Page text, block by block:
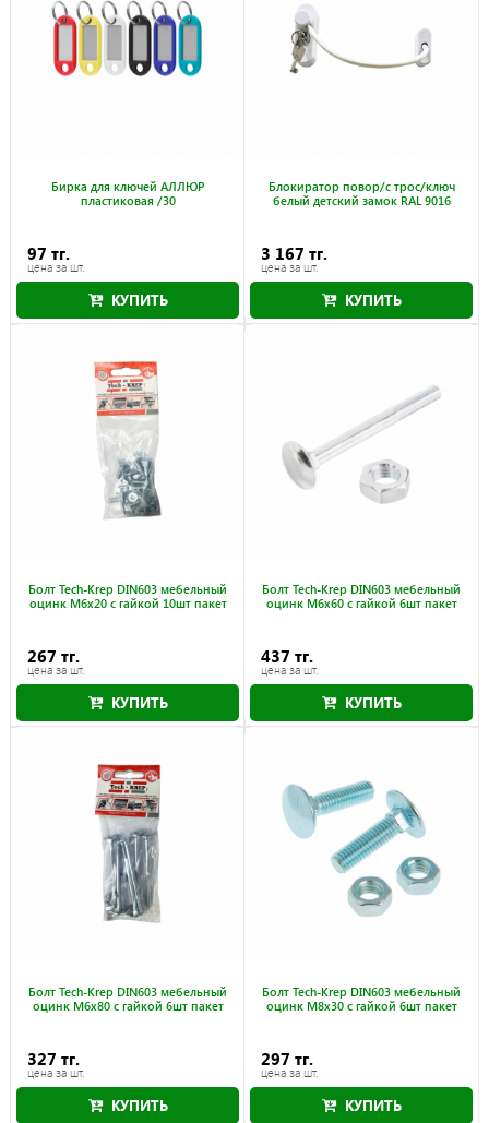
Бирка для ключей АЛЛЮР
пластиковая /30
97 тг.
цена за шт.
КУПИТЬ
Блокиратор повор/с трос/ключ
белый детский замок RAL 9016
3 167 тг.
цена за шт.
КУПИТЬ
Болт Tech-Krep DIN603 мебельный
оцинк М6х20 с гайкой 10шт пакет
267 тг.
цена за шт.
КУПИТЬ
Болт Tech-Krep DIN603 мебельный
оцинк М6х60 с гайкой 6шт пакет
437 тг.
цена за шт.
КУПИТЬ
Болт Tech-Krep DIN603 мебельный
оцинк М6х80 с гайкой 6шт пакет
327 тг.
цена за шт.
КУПИТЬ
Болт Tech-Krep DIN603 мебельный
оцинк М8х30 с гайкой 6шт пакет
297 тг.
цена за шт.
КУПИТЬ